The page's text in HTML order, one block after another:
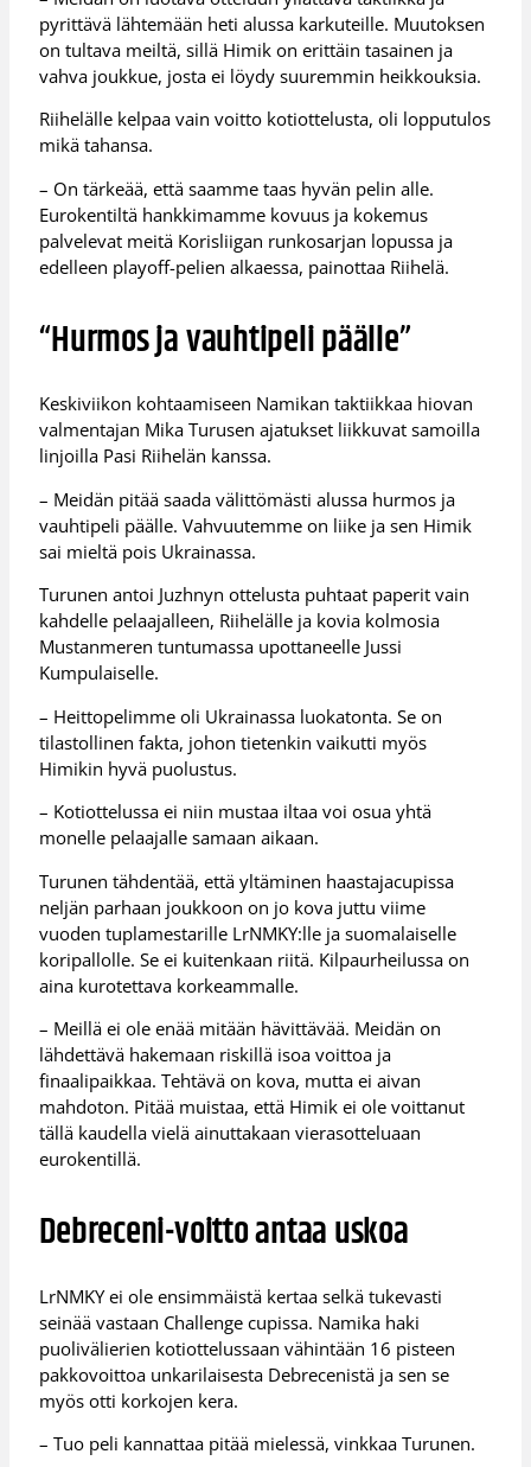
pyrittävä lähtemään heti alussa karkuteille. Muutoksen
on tultava meiltä, sillä Himik on erittäin tasainen ja
vahva joukkue, josta ei löydy suuremmin heikkouksia.
Riihelälle kelpaa vain voitto kotiottelusta, oli lopputulos
mikä tahansa.
– On tärkeää, että saamme taas hyvän pelin alle.
Eurokentiltä hankkimamme kovuus ja kokemus
palvelevat meitä Korisliigan runkosarjan lopussa ja
edelleen playoff-pelien alkaessa, painottaa Riihelä.
“Hurmos ja vauhtipeli päälle”
Keskiviikon kohtaamiseen Namikan taktiikkaa hiovan
valmentajan Mika Turusen ajatukset liikkuvat samoilla
linjoilla Pasi Riihelän kanssa.
– Meidän pitää saada välittömästi alussa hurmos ja
vauhtipeli päälle. Vahvuutemme on liike ja sen Himik
sai mieltä pois Ukrainassa.
Turunen antoi Juzhnyn ottelusta puhtaat paperit vain
kahdelle pelaajalleen, Riihelälle ja kovia kolmosia
Mustanmeren tuntumassa upottaneelle Jussi
Kumpulaiselle.
– Heittopelimme oli Ukrainassa luokatonta. Se on
tilastollinen fakta, johon tietenkin vaikutti myös
Himikin hyvä puolustus.
– Kotiottelussa ei niin mustaa iltaa voi osua yhtä
monelle pelaajalle samaan aikaan.
Turunen tähdentää, että yltäminen haastajacupissa
neljän parhaan joukkoon on jo kova juttu viime
vuoden tuplamestarille LrNMKY:lle ja suomalaiselle
koripallolle. Se ei kuitenkaan riitä. Kilpaurheilussa on
aina kurotettava korkeammalle.
– Meillä ei ole enää mitään hävittävää. Meidän on
lähdettävä hakemaan riskillä isoa voittoa ja
finaalipaikkaa. Tehtävä on kova, mutta ei aivan
mahdoton. Pitää muistaa, että Himik ei ole voittanut
tällä kaudella vielä ainuttakaan vierasotteluaan
eurokentillä.
Debreceni-voitto antaa uskoa
LrNMKY ei ole ensimmäistä kertaa selkä tukevasti
seinää vastaan Challenge cupissa. Namika haki
puolivälierien kotiottelussaan vähintään 16 pisteen
pakkovoittoa unkarilaisesta Debrecenistä ja sen se
myös otti korkojen kera.
– Tuo peli kannattaa pitää mielessä, vinkkaa Turunen.